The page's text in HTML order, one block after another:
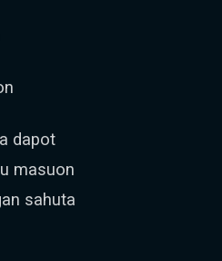
dapot
masuon
sahuta